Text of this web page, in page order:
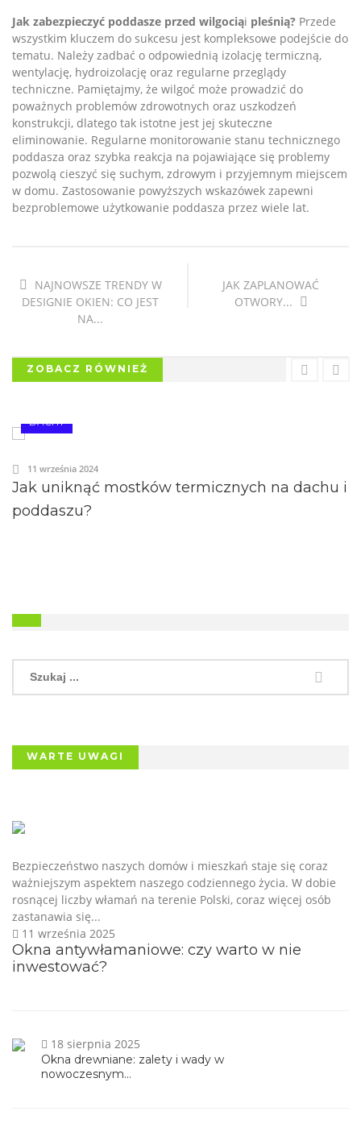
Jak zabezpieczyć poddasze przed wilgociąi pleśnią? Przede
wszystkim kluczem do sukcesu jest kompleksowe podejście do
tematu. Należy zadbać o odpowiednią izolację termiczną,
wentylację, hydroizolację oraz regularne przeglądy
techniczne. Pamiętajmy, że wilgoć może prowadzić do
poważnych problemów zdrowotnych oraz uszkodzeń
konstrukcji, dlatego tak istotne jest jej skuteczne
eliminowanie. Regularne monitorowanie stanu technicznego
poddasza oraz szybka reakcja na pojawiające się problemy
pozwolą cieszyć się suchym, zdrowym i przyjemnym miejscem
w domu. Zastosowanie powyższych wskazówek zapewni
bezproblemowe użytkowanie poddasza przez wiele lat.
NAJNOWSZE TRENDY W
DESIGNIE OKIEN: CO JEST
NA...
JAK ZAPLANOWAĆ
OTWORY...
ZOBACZ RÓWNIEŻ
DACHY
Jak uniknąć mostków termicznych na dachu i
poddaszu?
11 września 2024
WARTE UWAGI
Okna antywłamaniowe: czy warto w nie
inwestować?
11 września 2025
Bezpieczeństwo naszych domów i mieszkań staje się coraz
ważniejszym aspektem naszego codziennego życia. W dobie
rosnącej liczby włamań na terenie Polski, coraz więcej osób
zastanawia się...
Okna drewniane: zalety i wady w
nowoczesnym...
18 sierpnia 2025